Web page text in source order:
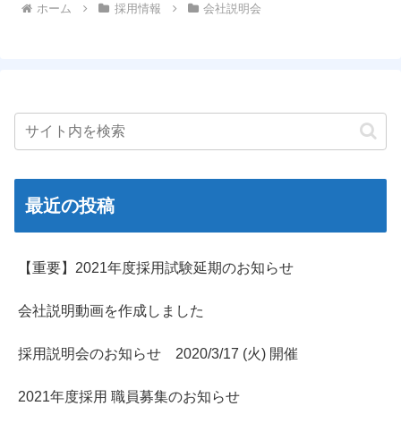
ホーム 採用情報 会社説明会
最近の投稿
【重要】2021年度採用試験延期のお知らせ
会社説明動画を作成しました
採用説明会のお知らせ 2020/3/17 (火) 開催
2021年度採用 職員募集のお知らせ